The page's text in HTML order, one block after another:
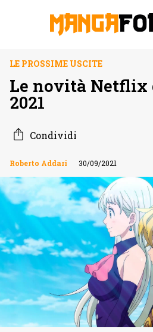
LE PROSSIME USCITE
Le novità Netflix
2021
Condividi
Roberto Addari 30/09/2021